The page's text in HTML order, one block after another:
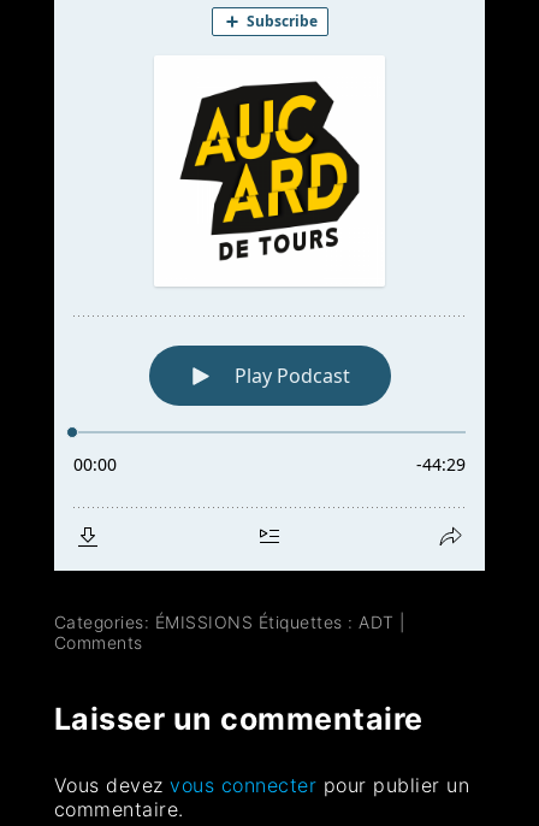
Categories: ÉMISSIONS Étiquettes : ADT
Comments
Laisser un commentaire
Vous devezvous connecter pour publier un
commentaire.